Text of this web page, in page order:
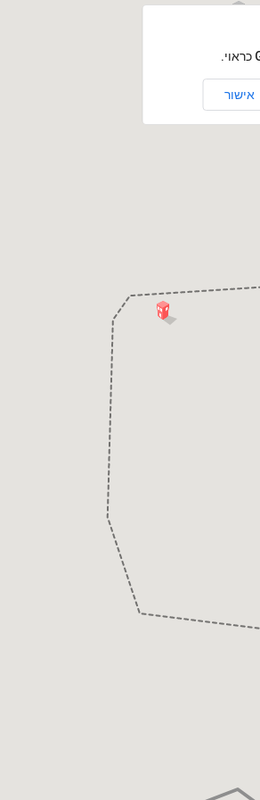
אישור